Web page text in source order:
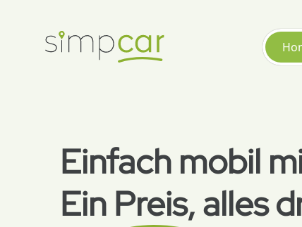
Einfach mobil
Ein Preis, alles